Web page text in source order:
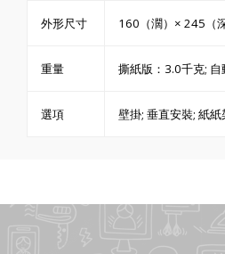
外形尺寸 160（濶）× 245（
重量 撕紙版：3.0千克;
選項 壁掛; 垂直安裝; 紙